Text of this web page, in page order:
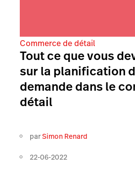
Commerce de détail
Tout ce que vous
sur la planification
demande dans le
détail
parSimon Renard
22-06-2022